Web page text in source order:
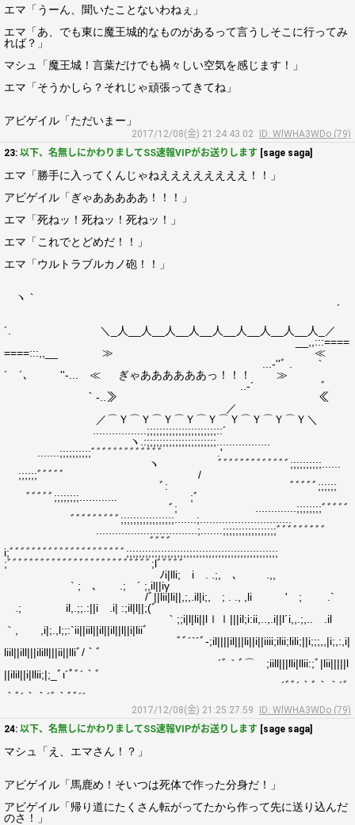
エマ「うーん、聞いたことないわねぇ」
エマ「あ、でも東に魔王城的なものがあるって言うしそこに行ってみ
れば？」
マシュ「魔王城！言葉だけでも禍々しい空気を感じます！」
エマ「そうかしら？それじゃ頑張ってきてね」
アビゲイル「ただいまー」
2017/12/08(金) 21:24:43.02
ID: WlWHA3WDo (79)
23: 以下、名無しにかわりましてSS速報VIPがお送りします [sage saga]
エマ「勝手に入ってくんじゃねええええええええ！！」
アビゲイル「ぎゃあああああ！！！」
エマ「死ねッ！死ねッ！死ねッ！」
エマ「これでとどめだ！！」
エマ「ウルトラブルカノ砲！！」
ヽ｀
´
´. ＼_人__人__人__人__人__人__人__人__人_／
__,,:::====
====:::,,__ ≫ ≪
...‐''ﾞ . ｀
´ ´､ ゝ ''‐... ≪ ぎゃああああああっ！！！ ≫
..‐´ ﾞ
｀‐..≫ ≪
／
／⌒Ｙ⌒Ｙ⌒Ｙ⌒Ｙ⌒Ｙ⌒Ｙ⌒Ｙ⌒Ｙ⌒Ｙ＼
.................;;;;;;;;;;;;;;;;;;;;;;::´
ヽ.:;;;;;;;;;;;;;;;;;;;;;;.................
.......;;;;;;;;;;ﾞﾞﾞﾞﾞﾞﾞﾞﾞﾞﾞﾞﾞ .'
ヽ ﾞﾞﾞﾞﾞﾞﾞﾞﾞﾞﾞﾞﾞ;;;;;;;;;;......
;;;;;;ﾞﾞﾞﾞﾞ /
ﾞ: ﾞﾞﾞﾞﾞ;;;;;;
ﾞﾞﾞﾞﾞ;;;;;;;;............ ;ﾞ
ﾞ; .............;;;;;;;;ﾞﾞﾞﾞﾞ
ﾞﾞﾞﾞﾞﾞﾞﾞﾞ;;;;;;;;;;;;;;;;;.......;.............................
................................;.......;;;;;;;;;;;;;;;;;ﾞﾞﾞﾞﾞﾞﾞﾞﾞ
ﾞﾞﾞﾞ
i;ﾞﾞﾞﾞﾞﾞﾞﾞﾞﾞﾞﾞﾞﾞﾞﾞﾞﾞﾞﾞﾞ;;;;;;;;;;;;;;;;;;;;;;;;;;;;;;;;;;;;;;;;;;;;;;;;
;ﾞﾞﾞﾞﾞﾞﾞﾞﾞﾞﾞﾞﾞﾞﾞﾞﾞﾞﾞﾞﾞﾞﾞﾞﾞﾞ;lﾞﾞﾞﾞﾞ
ﾉi|lli; i . .;, ､ .,,
` ; ､ .; ´ ;,il||iγ
/ﾞ||lii|li||,;,.il|i;, ; . ., ,li ' ; .`
.; il,.;;.:||i .i| :;il|l||;(ﾞ
｀;;i|l|li||lｌｌ|||il;i:ii,..,.i||l´i,,.;,.. .il
｀, ,i|;.,l;;:`ii||iil||il||il||l||i|liiﾞゝ
ﾞﾞ´`´ﾞ-;il||||il|||li||i||iiii;ilii;lili;||i;;;,,|i;,:,i|
liil||ill|||ilill|||ii||lliﾞ/｀ﾞ
´ﾞ｀ﾞ⌒ゞ;iill|||lli|llii:;ﾞ|lii|||||l
||ilil||i|llii;|;_ﾞι´ﾟﾞ´｀ﾞ
´ﾞﾞ´｀ﾞ｀｀´ﾞ
｀ﾞ´｀｀´ﾞ｀ﾞﾞ´´
2017/12/08(金) 21:25:27.59
ID: WlWHA3WDo (79)
24: 以下、名無しにかわりましてSS速報VIPがお送りします [sage saga]
マシュ「え、エマさん！？」
アビゲイル「馬鹿め！そいつは死体で作った分身だ！」
アビゲイル「帰り道にたくさん転がってたから作って先に送り込んだ
のさ！」